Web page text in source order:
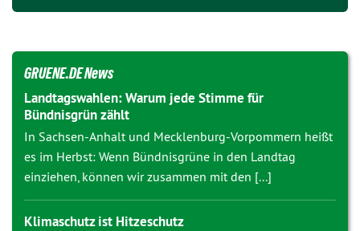
GRUENE.DE News
Landtagswahlen: Warum jede Stimme für
Bündnisgrün zählt
In Sachsen-Anhalt und Mecklenburg-Vorpommern heißt
es im Herbst: Wenn Bündnisgrüne in den Landtag
einziehen, können wir zusammen mit den [...]
Klimaschutz ist Hitzeschutz